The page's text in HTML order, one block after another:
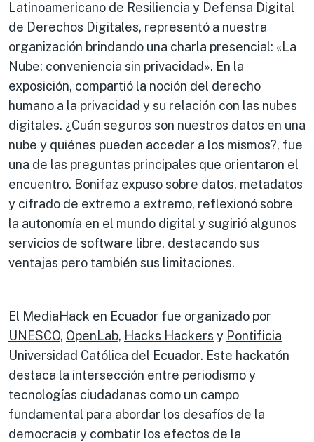
Latinoamericano de Resiliencia y Defensa Digital
de Derechos Digitales, representó a nuestra
organización brindando una charla presencial: «La
Nube: conveniencia sin privacidad». En la
exposición, compartió la noción del derecho
humano a la privacidad y su relación con las nubes
digitales. ¿Cuán seguros son nuestros datos en una
nube y quiénes pueden acceder a los mismos?, fue
una de las preguntas principales que orientaron el
encuentro. Bonifaz expuso sobre datos, metadatos
y cifrado de extremo a extremo, reflexionó sobre
la autonomía en el mundo digital y sugirió algunos
servicios de software libre, destacando sus
ventajas pero también sus limitaciones.
El MediaHack en Ecuador fue organizado por
UNESCO, OpenLab, Hacks Hackers y Pontificia
Universidad Católica del Ecuador. Este hackatón
destaca la intersección entre periodismo y
tecnologías ciudadanas como un campo
fundamental para abordar los desafíos de la
democracia y combatir los efectos de la